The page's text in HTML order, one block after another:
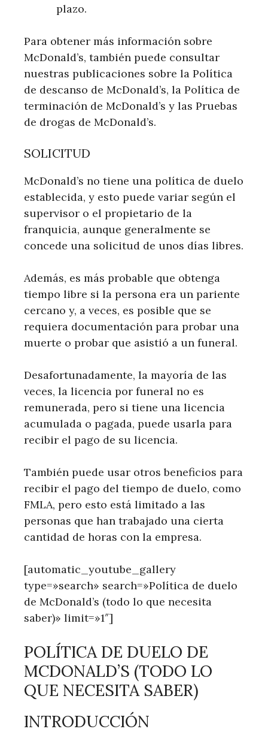
plazo.
Para obtener más información sobre
McDonald’s, también puede consultar
nuestras publicaciones sobre la Política
de descanso de McDonald’s, la Política de
terminación de McDonald’s y las Pruebas
de drogas de McDonald’s.
SOLICITUD
McDonald’s no tiene una política de duelo
establecida, y esto puede variar según el
supervisor o el propietario de la
franquicia, aunque generalmente se
concede una solicitud de unos días libres.
Además, es más probable que obtenga
tiempo libre si la persona era un pariente
cercano y, a veces, es posible que se
requiera documentación para probar una
muerte o probar que asistió a un funeral.
Desafortunadamente, la mayoría de las
veces, la licencia por funeral no es
remunerada, pero si tiene una licencia
acumulada o pagada, puede usarla para
recibir el pago de su licencia.
También puede usar otros beneficios para
recibir el pago del tiempo de duelo, como
FMLA, pero esto está limitado a las
personas que han trabajado una cierta
cantidad de horas con la empresa.
[automatic_youtube_gallery
type=»search» search=»Política de duelo
de McDonald’s (todo lo que necesita
saber)» limit=»1″]
POLÍTICA DE DUELO DE
MCDONALD’S (TODO LO
QUE NECESITA⁣ SABER)
INTRODUCCIÓN